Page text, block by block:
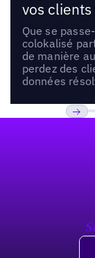
vos
Que se
colokalisé
de manière
perdez des
données